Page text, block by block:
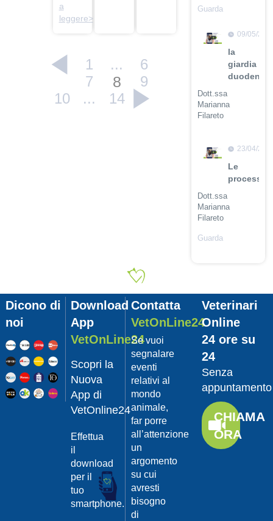
a
leggere>
1 ...
6
7
8
9
10
... 14
Guarda
09/05/
la
giardia
Dott.ssa
Marianna
Filareto
il video
23/04/
Le
Dott.ssa
Marianna
Filareto
Guarda
Pet
con
Dott.
Felici
Manuel
Guarda
il video
da
Dott.
Felici
Dicono di
noi
Download
App
VetOnLine24
Scopri la
Nuova
App di
VetOnline24
Effettua
il
download
per il
tuo
smartphone.
Contatta
VetOnLine24
Se vuoi
segnalare
eventi
relativi al
mondo
animale,
far porre
all’attenzione
un
argomento
su cui
avresti
bisogno
di
Veterinari
Online
24 ore su
24
Senza
appuntamento
CHIAMA
ORA